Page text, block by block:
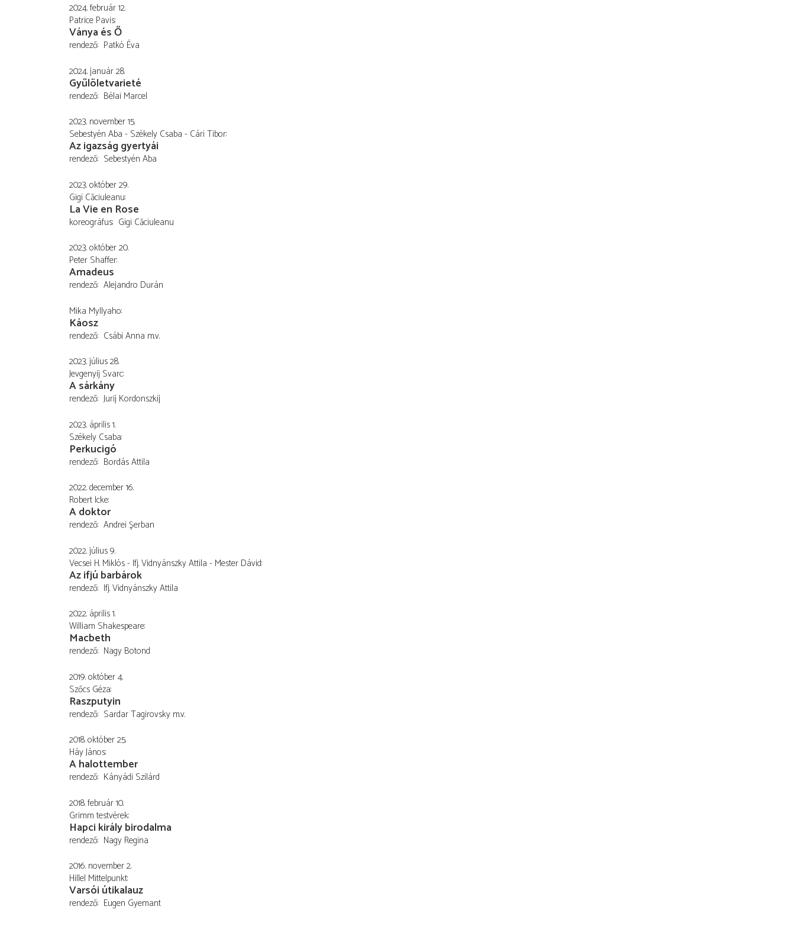
2024. február 12.
Patrice Pavis
Ványa és Ő
rendező Patkó Éva
2024. január 28.
Gyűlöletvarieté
rendező Bélai Marcel
2023. november 15.
Sebestyén Aba - Székely Csaba - Cári Tibor
Az igazság gyertyái
rendező Sebestyén Aba
2023. október 29.
Gigi Căciuleanu
La Vie en Rose
koreográfus Gigi Căciuleanu
2023. október 20.
Peter Shaffer
Amadeus
rendező Alejandro Durán
Mika Myllyaho
Káosz
rendező Csábi Anna m.v.
2023. július 28.
Jevgenyij Svarc
A sárkány
rendező Jurij Kordonszkij
2023. április 1.
Székely Csaba
Perkucigó
rendező Bordás Attila
2022. december 16.
Robert Icke
A doktor
rendező Andrei Şerban
2022. július 9.
Vecsei H. Miklós - Ifj. Vidnyánszky Attila - Mester Dávid
Az ifjú barbárok
rendező Ifj. Vidnyánszky Attila
2022. április 1.
William Shakespeare
Macbeth
rendező Nagy Botond
2019. október 4.
Szőcs Géza
Raszputyin
rendező Sardar Tagirovsky m.v.
2018. október 25.
Háy János
A halottember
rendező Kányádi Szilárd
2018. február 10.
Grimm testvérek
Hapci király birodalma
rendező Nagy Regina
2016. november 2.
Hillel Mittelpunkt
Varsói útikalauz
rendező Eugen Gyemant